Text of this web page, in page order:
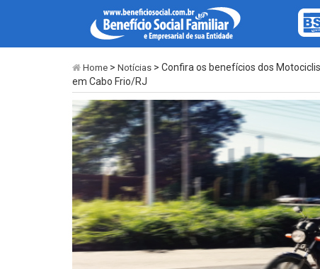
Home > Notícias > Confira os benefícios dos
em Cabo Frio/RJ